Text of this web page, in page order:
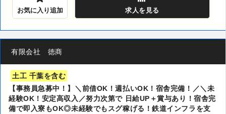
お気に入り追加 求人を見る
有限会社 徳商
土工 千葉を含む
【事務員急募中！】＼前借OK！週払いOK！宿舎完備！／＼未
経験OK！安定高収入／努力次第で 日給UP＋賞与あり！宿舎完
備で即入寮もOK◎未経験でもスグ稼げる！鉄道インフラを支